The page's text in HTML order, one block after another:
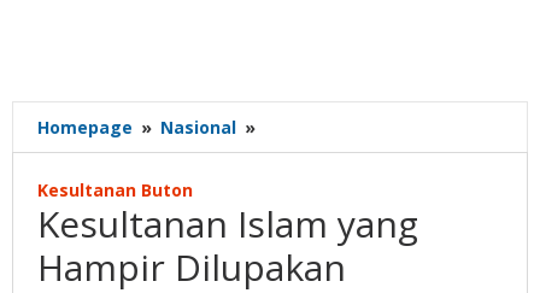
Homepage » Nasional »
Islam
Dilupakan
Kesultanan Buton
Kesultanan Islam yang
Hampir Dilupakan